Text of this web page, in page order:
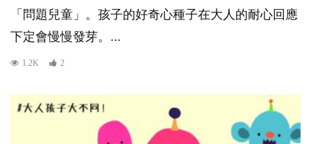
「問題兒童」。孩子的好奇心種子在大人的耐心回應
下定會慢慢發芽。...
1.2K 2